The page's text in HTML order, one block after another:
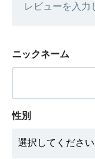
レビューを入力
ニックネーム
性別